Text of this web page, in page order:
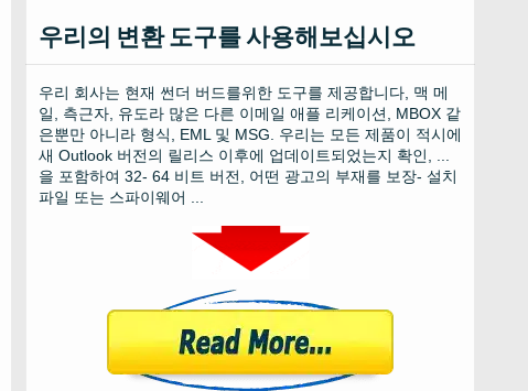
우리의 변환 도구를 사용해보십시오
우리 회사는 현재 썬더 버드를위한 도구를 제공합니다, 맥 메
일, 측근자, 유도라 많은 다른 이메일 애플 리케이션, MBOX 같
은뿐만 아니라 형식, EML 및 MSG. 우리는 모든 제품이 적시에
새 Outlook 버전의 릴리스 이후에 업데이트되었는지 확인, ...
을 포함하여 32- 64 비트 버전, 어떤 광고의 부재를 보장- 설치
파일 또는 스파이웨어 ...